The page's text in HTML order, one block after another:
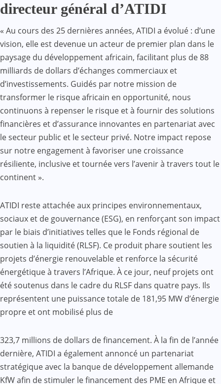
directeur général d’ATIDI
« Au cours des 25 dernières années, ATIDI a évolué : d’une
vision, elle est devenue un acteur de premier plan dans le
paysage du développement africain, facilitant plus de 88
milliards de dollars d’échanges commerciaux et
d’investissements. Guidés par notre mission de
transformer le risque africain en opportunité, nous
continuons à repenser le risque et à fournir des solutions
financières et d’assurance innovantes en partenariat avec
le secteur public et le secteur privé. Notre impact repose
sur notre engagement à favoriser une croissance
résiliente, inclusive et tournée vers l’avenir à travers tout le
continent ».
ATIDI reste attachée aux principes environnementaux,
sociaux et de gouvernance (ESG), en renforçant son impact
par le biais d’initiatives telles que le Fonds régional de
soutien à la liquidité (RLSF). Ce produit phare soutient les
projets d’énergie renouvelable et renforce la sécurité
énergétique à travers l’Afrique. À ce jour, neuf projets ont
été soutenus dans le cadre du RLSF dans quatre pays. Ils
représentent une puissance totale de 181,95 MW d’énergie
propre et ont mobilisé plus de
323,7 millions de dollars de financement. À la fin de l’année
dernière, ATIDI a également annoncé un partenariat
stratégique avec la banque de développement allemande
KfW afin de stimuler le financement des PME en Afrique et